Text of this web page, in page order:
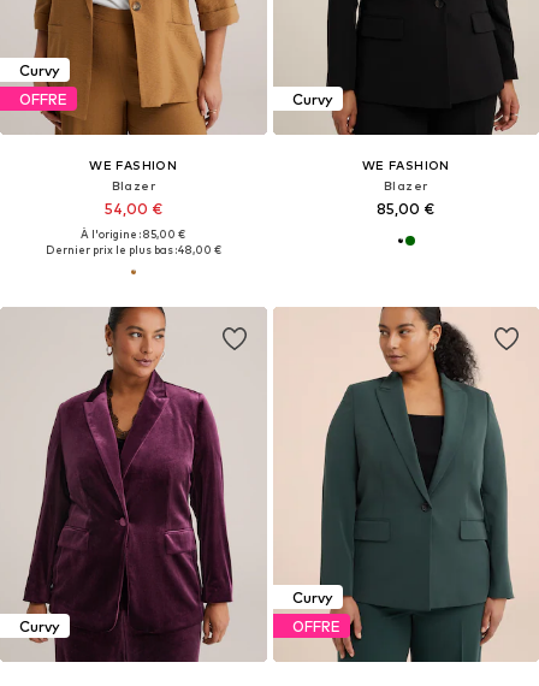
Curvy
OFFRE
WE FASHION
Blazer
54,00 €
À l'origine : 85,00 €
Dernier prix le plus bas :48,00 €
Curvy
WE FASHION
Blazer
85,00 €
Curvy
Curvy
OFFRE